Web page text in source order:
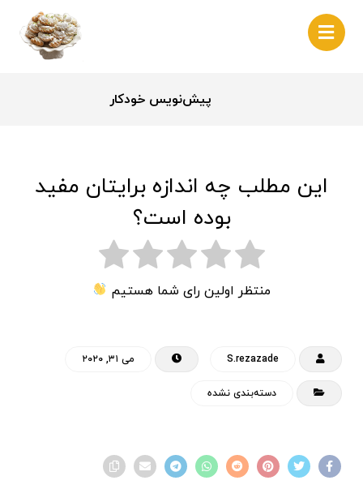
پیش‌نویس خودکار
این مطلب چه اندازه برایتان مفید
بوده است؟
منتظر اولین رای شما هستیم
S.rezazade می ۳۱, ۲۰۲۰
دسته‌بندی نشده